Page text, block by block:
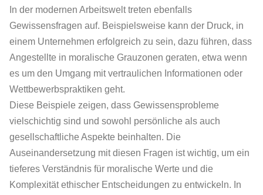
In der modernen Arbeitswelt treten ebenfalls
Gewissensfragen auf. Beispielsweise kann der Druck, in
einem Unternehmen erfolgreich zu sein, dazu führen, dass
Angestellte in moralische Grauzonen geraten, etwa wenn
es um den Umgang mit vertraulichen Informationen oder
Wettbewerbspraktiken geht.
Diese Beispiele zeigen, dass Gewissensprobleme
vielschichtig sind und sowohl persönliche als auch
gesellschaftliche Aspekte beinhalten. Die
Auseinandersetzung mit diesen Fragen ist wichtig, um ein
tieferes Verständnis für moralische Werte und die
Komplexität ethischer Entscheidungen zu entwickeln. In